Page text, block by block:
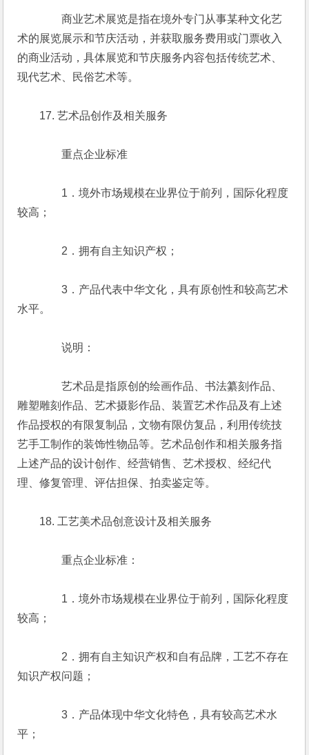
商业艺术展览是指在境外专门从事某种文化艺
术的展览展示和节庆活动，并获取服务费用或门票收入
的商业活动，具体展览和节庆服务内容包括传统艺术、
现代艺术、民俗艺术等。
17. 艺术品创作及相关服务
重点企业标准
1．境外市场规模在业界位于前列，国际化程度
较高；
2．拥有自主知识产权；
3．产品代表中华文化，具有原创性和较高艺术
水平。
说明：
艺术品是指原创的绘画作品、书法纂刻作品、
雕塑雕刻作品、艺术摄影作品、装置艺术作品及有上述
作品授权的有限复制品，文物有限仿复品，利用传统技
艺手工制作的装饰性物品等。艺术品创作和相关服务指
上述产品的设计创作、经营销售、艺术授权、经纪代
理、修复管理、评估担保、拍卖鉴定等。
18. 工艺美术品创意设计及相关服务
重点企业标准：
1．境外市场规模在业界位于前列，国际化程度
较高；
2．拥有自主知识产权和自有品牌，工艺不存在
知识产权问题；
3．产品体现中华文化特色，具有较高艺术水
平；